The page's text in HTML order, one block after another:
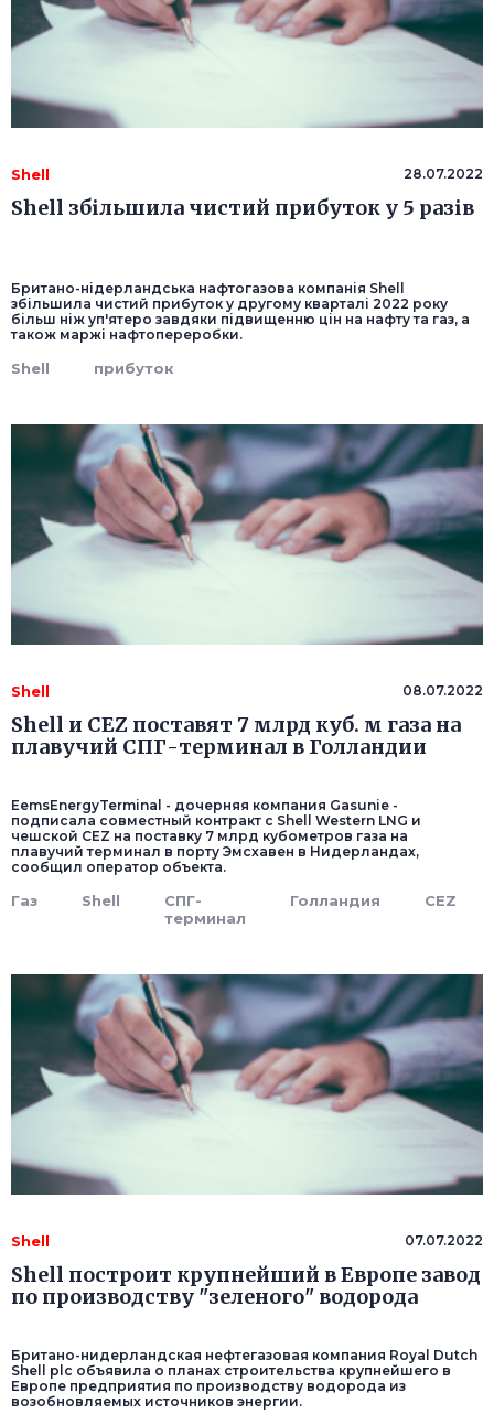
Shell 28.07.2022
Shell збільшила чистий прибуток у 5 разів
Британо-нідерландська нафтогазова компанія Shell
збільшила чистий прибуток у другому кварталі 2022 року
більш ніж уп'ятеро завдяки підвищенню цін на нафту та газ, а
також маржі нафтопереробки.
Shell прибуток
Shell 08.07.2022
Shell и СEZ поставят 7 млрд куб. м газа на
плавучий СПГ-терминал в Голландии
EemsEnergyTerminal - дочерняя компания Gasunie -
подписала совместный контракт с Shell Western LNG и
чешской СEZ на поставку 7 млрд кубометров газа на
плавучий терминал в порту Эмсхавен в Нидерландах,
сообщил оператор объекта.
Газ Shell
СПГ-
терминал
Голландия СEZ
Shell 07.07.2022
Shell построит крупнейший в Европе завод
по производству "зеленого" водорода
Британо-нидерландская нефтегазовая компания Royal Dutch
Shell plc объявила о планах строительства крупнейшего в
Европе предприятия по производству водорода из
возобновляемых источников энергии.